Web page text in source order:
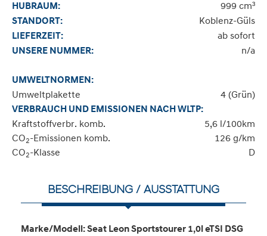
HUBRAUM:
999 cm³
STANDORT:
Koblenz-Güls
LIEFERZEIT:
ab sofort
UNSERE NUMMER:
n/a
UMWELTNORMEN:
Umweltplakette
4 (Grün)
VERBRAUCH UND EMISSIONEN NACH WLTP:
Kraftstoffverbr. komb.
5,6 l/100km
CO2-Emissionen komb.
126 g/km
CO2-Klasse D
BESCHREIBUNG / AUSSTATTUNG
Marke/Modell: Seat Leon Sportstourer 1,0l eTSI DSG